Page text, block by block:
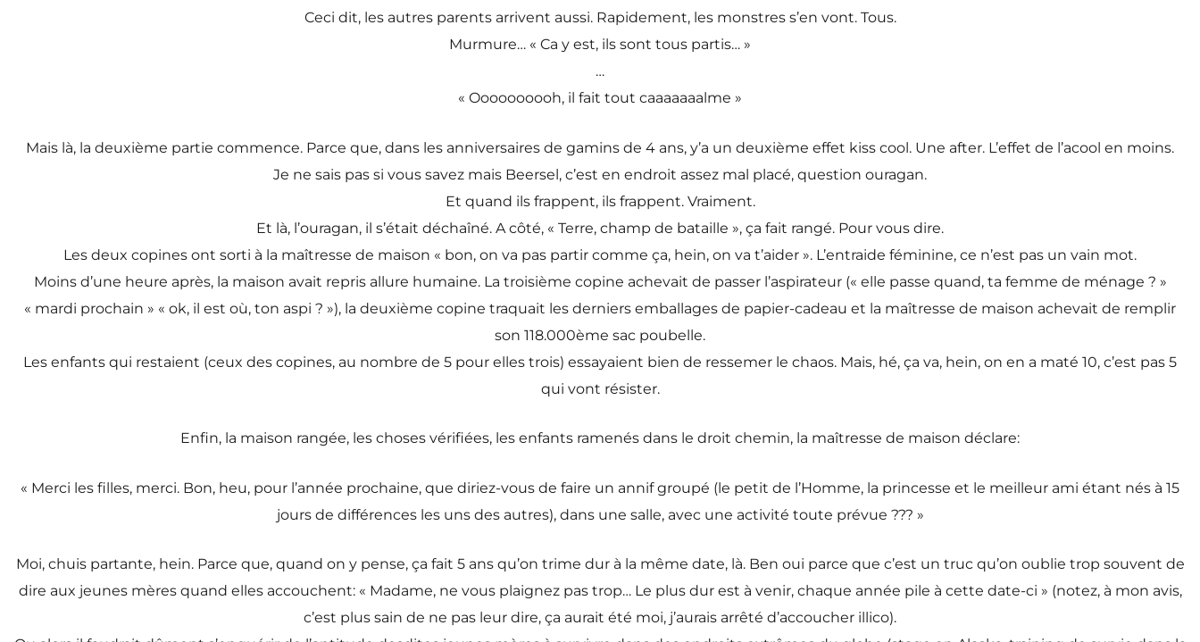
Ceci dit, les autres parents arrivent aussi. Rapidement, les monstres s’en vont. Tous.
Murmure… « Ca y est, ils sont tous partis… »
…
« Oooooooooh, il fait tout caaaaaaalme »
Mais là, la deuxième partie commence. Parce que, dans les anniversaires de gamins de 4 ans, y’a un deuxième effet kiss cool. Une after. L’effet de l’acool en moins.
Je ne sais pas si vous savez mais Beersel, c’est en endroit assez mal placé, question ouragan.
Et quand ils frappent, ils frappent. Vraiment.
Et là, l’ouragan, il s’était déchaîné. A côté, « Terre, champ de bataille », ça fait rangé. Pour vous dire.
Les deux copines ont sorti à la maîtresse de maison « bon, on va pas partir comme ça, hein, on va t’aider ». L’entraide féminine, ce n’est pas un vain mot.
Moins d’une heure après, la maison avait repris allure humaine. La troisième copine achevait de passer l’aspirateur (« elle passe quand, ta femme de ménage ? »
« mardi prochain » « ok, il est où, ton aspi ? »), la deuxième copine traquait les derniers emballages de papier-cadeau et la maîtresse de maison achevait de remplir
son 118.000ème sac poubelle.
Les enfants qui restaient (ceux des copines, au nombre de 5 pour elles trois) essayaient bien de ressemer le chaos. Mais, hé, ça va, hein, on en a maté 10, c’est pas 5
qui vont résister.
Enfin, la maison rangée, les choses vérifiées, les enfants ramenés dans le droit chemin, la maîtresse de maison déclare:
« Merci les filles, merci. Bon, heu, pour l’année prochaine, que diriez-vous de faire un annif groupé (le petit de l’Homme, la princesse et le meilleur ami étant nés à 15
jours de différences les uns des autres), dans une salle, avec une activité toute prévue ??? »
Moi, chuis partante, hein. Parce que, quand on y pense, ça fait 5 ans qu’on trime dur à la même date, là. Ben oui parce que c’est un truc qu’on oublie trop souvent de
dire aux jeunes mères quand elles accouchent: « Madame, ne vous plaignez pas trop… Le plus dur est à venir, chaque année pile à cette date-ci » (notez, à mon avis,
c’est plus sain de ne pas leur dire, ça aurait été moi, j’aurais arrêté d’accoucher illico).